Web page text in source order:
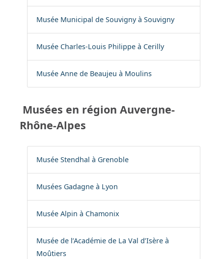
Musée Municipal de Souvigny à Souvigny
Musée Charles-Louis Philippe à Cerilly
Musée Anne de Beaujeu à Moulins
Musées en région Auvergne-
Rhône-Alpes
Musée Stendhal à Grenoble
Musées Gadagne à Lyon
Musée Alpin à Chamonix
Musée de l’Académie de La Val d’Isère à
Moûtiers